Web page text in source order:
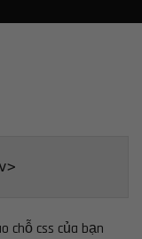
chỗ css của bạn